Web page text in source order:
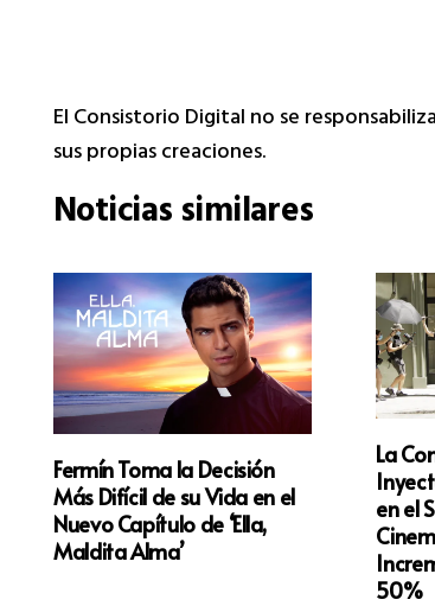
El Consistorio Digital no se
sus propias creaciones.
Noticias similares
Fermín Toma la Decisión
Más Difícil de su Vida en el
Nuevo Capítulo de ‘Ella,
Maldita Alma’
La
en el
50%